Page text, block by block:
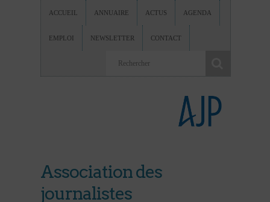
ACCUEIL ANNUAIRE ACTUS AGENDA
EMPLOI NEWSLETTER CONTACT
Association des
journalistes